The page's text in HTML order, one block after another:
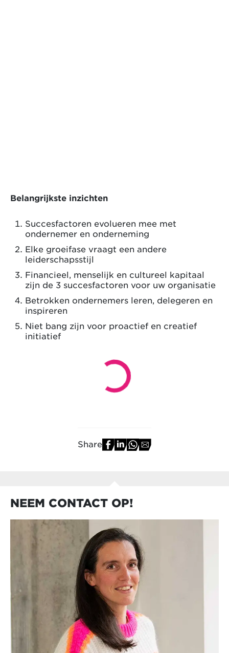
Belangrijkste inzichten
Succesfactoren evolueren mee met
ondernemer en onderneming
Elke groeifase vraagt een andere
leiderschapsstijl
Financieel, menselijk en cultureel kapitaal
zijn de 3 succesfactoren voor uw organisatie
Betrokken ondernemers leren, delegeren en
inspireren
Niet bang zijn voor proactief en creatief
initiatief
Share
NEEM CONTACT OP!